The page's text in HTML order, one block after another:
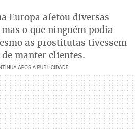
Europa afetou diversas
o que ninguém podia
as prostitutas tivessem
manter clientes.